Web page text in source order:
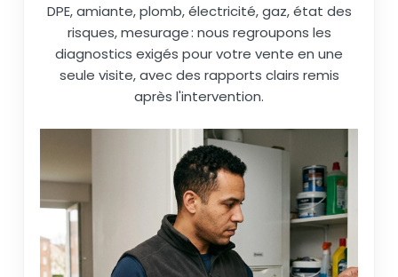
DPE, amiante, plomb, électricité, gaz, état des
risques, mesurage : nous regroupons les
diagnostics exigés pour votre vente en une
seule visite, avec des rapports clairs remis
après l'intervention.